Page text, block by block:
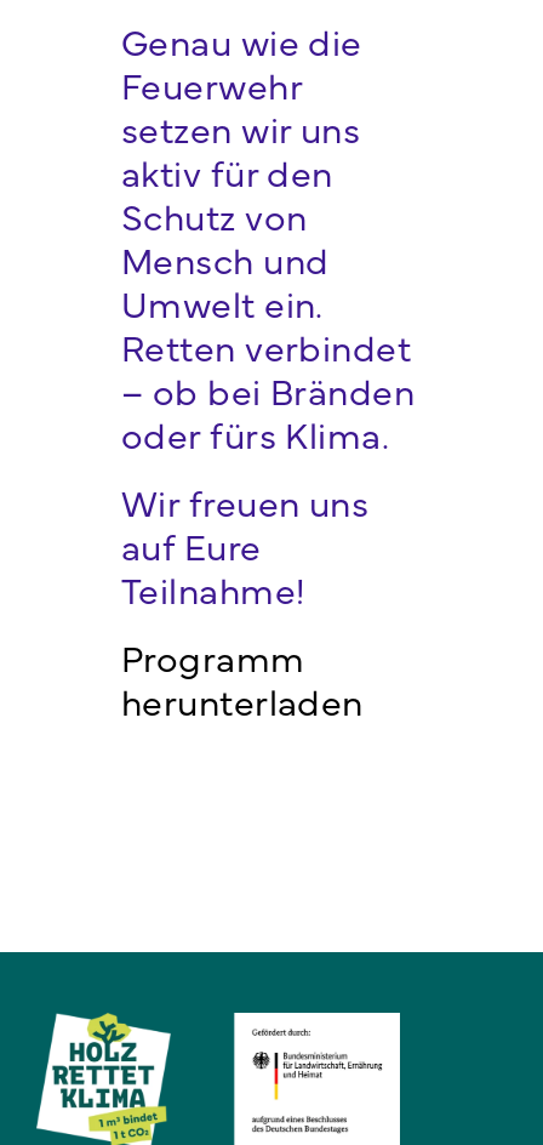
Genau wie die
Feuerwehr
setzen wir uns
aktiv für den
Schutz von
Mensch und
Umwelt ein.
Retten verbindet
– ob bei Bränden
oder fürs Klima.
Wir freuen uns
auf Eure
Teilnahme!
Programm
herunterladen